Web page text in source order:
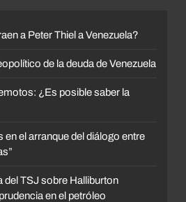
a Peter Thiel a Venezuela?
de la deuda de Venezuela
¿Es posible saber la
en el arranque del diálogo entre
del TSJ sobre Halliburton
en el petróleo